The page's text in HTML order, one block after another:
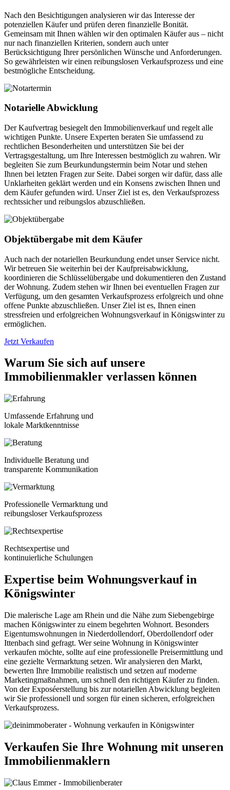
Nach den Besichtigungen analysieren wir das Interesse der
potenziellen Käufer und prüfen deren finanzielle Bonität.
Gemeinsam mit Ihnen wählen wir den optimalen Käufer aus – nicht
nur nach finanziellen Kriterien, sondern auch unter
Berücksichtigung Ihrer persönlichen Wünsche und Anforderungen.
So gewährleisten wir einen reibungslosen Verkaufsprozess und eine
bestmögliche Entscheidung.
Notarielle Abwicklung
Der Kaufvertrag besiegelt den Immobilienverkauf und regelt alle
wichtigen Punkte. Unsere Experten beraten Sie umfassend zu
rechtlichen Besonderheiten und unterstützen Sie bei der
Vertragsgestaltung, um Ihre Interessen bestmöglich zu wahren. Wir
begleiten Sie zum Beurkundungstermin beim Notar und stehen
Ihnen bei letzten Fragen zur Seite. Dabei sorgen wir dafür, dass alle
Unklarheiten geklärt werden und ein Konsens zwischen Ihnen und
dem Käufer gefunden wird. Unser Ziel ist es, den Verkaufsprozess
rechtssicher und reibungslos abzuschließen.
Objektübergabe mit dem Käufer
Auch nach der notariellen Beurkundung endet unser Service nicht.
Wir betreuen Sie weiterhin bei der Kaufpreisabwicklung,
koordinieren die Schlüsselübergabe und dokumentieren den Zustand
der Wohnung. Zudem stehen wir Ihnen bei eventuellen Fragen zur
Verfügung, um den gesamten Verkaufsprozess erfolgreich und ohne
offene Punkte abzuschließen. Unser Ziel ist es, Ihnen einen
stressfreien und erfolgreichen Wohnungsverkauf in Königswinter zu
ermöglichen.
Jetzt Verkaufen
Warum Sie sich auf unsere
Immobilienmakler verlassen können
Umfassende Erfahrung und
lokale Marktkenntnisse
Individuelle Beratung und
transparente Kommunikation
Professionelle Vermarktung und
reibungsloser Verkaufsprozess
Rechtsexpertise und
kontinuierliche Schulungen
Expertise beim Wohnungsverkauf in
Königswinter
Die malerische Lage am Rhein und die Nähe zum Siebengebirge
machen Königswinter zu einem begehrten Wohnort. Besonders
Eigentumswohnungen in Niederdollendorf, Oberdollendorf oder
Ittenbach sind gefragt. Wer seine Wohnung in Königswinter
verkaufen möchte, sollte auf eine professionelle Preisermittlung und
eine gezielte Vermarktung setzen. Wir analysieren den Markt,
bewerten Ihre Immobilie realistisch und setzen auf moderne
Marketingmaßnahmen, um schnell den richtigen Käufer zu finden.
Von der Exposéerstellung bis zur notariellen Abwicklung begleiten
wir Sie professionell und sorgen für einen sicheren, erfolgreichen
Verkaufsprozess.
Verkaufen Sie Ihre Wohnung mit unseren
Immobilienmaklern